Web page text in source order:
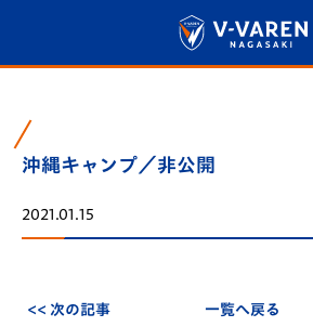
沖縄キャンプ／非公開
2021.01.15
<< 次の記事 一覧へ戻る